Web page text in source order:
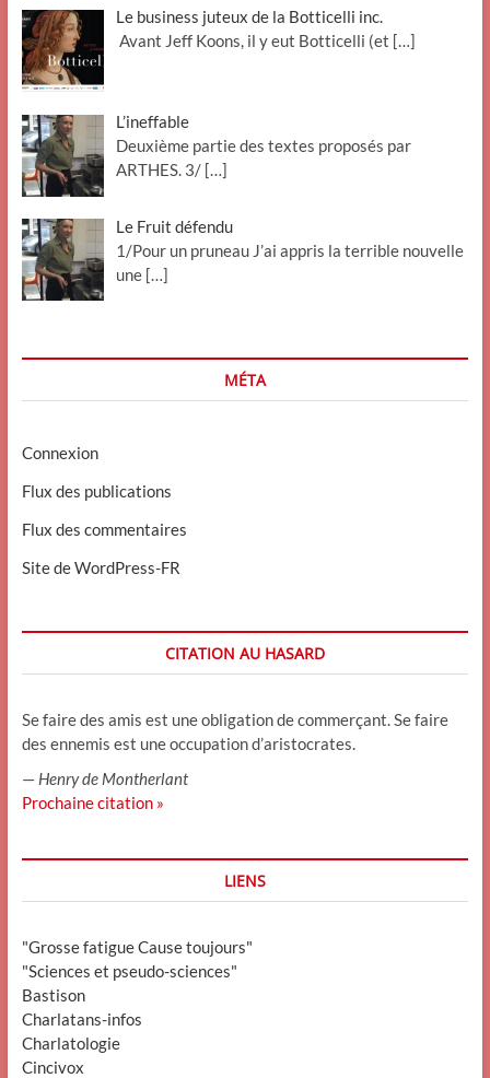
Le business juteux de la Botticelli inc.
Avant Jeff Koons, il y eut Botticelli (et […]
L’ineffable
Deuxième partie des textes proposés par
ARTHES. 3/ […]
Le Fruit défendu
1/Pour un pruneau J’ai appris la terrible nouvelle
une […]
MÉTA
Connexion
Flux des publications
Flux des commentaires
Site de WordPress-FR
CITATION AU HASARD
Se faire des amis est une obligation de commerçant. Se faire
des ennemis est une occupation d’aristocrates.
— Henry de Montherlant
Prochaine citation »
LIENS
"Grosse fatigue Cause toujours"
"Sciences et pseudo-sciences"
Bastison
Charlatans-infos
Charlatologie
Cincivox